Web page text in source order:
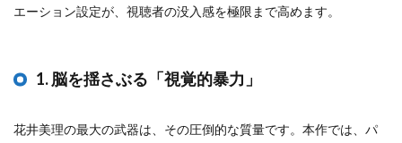
エーション設定が、視聴者の没入感を極限まで高めます。
1. 脳を揺さぶる「視覚的暴力」
花井美理の最大の武器は、その圧倒的な質量です。本作では、パ